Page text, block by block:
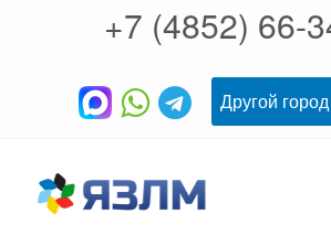
+7 (4852) 66-